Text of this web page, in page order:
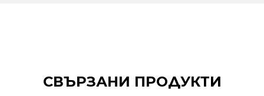
СВЪРЗАНИ ПРОДУКТИ